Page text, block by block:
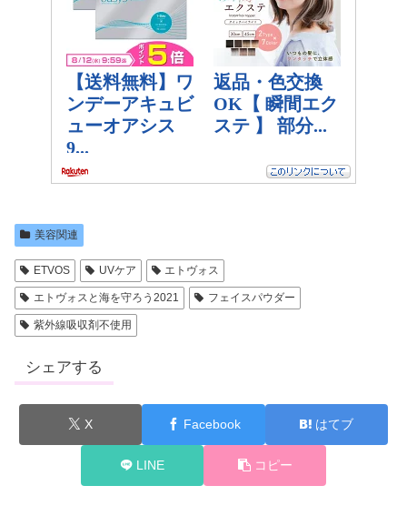
美容関連
ETVOS UVケア エトヴォス
エトヴォスと海を守ろう2021 フェイスパウダー
紫外線吸収剤不使用
シェアする
X Facebook はてブ
LINE コピー